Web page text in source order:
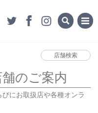
店舗検索
のご案内
にお取扱店や各種オンラ